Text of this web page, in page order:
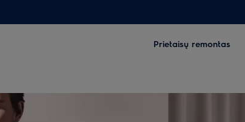
Prietaisų remontas